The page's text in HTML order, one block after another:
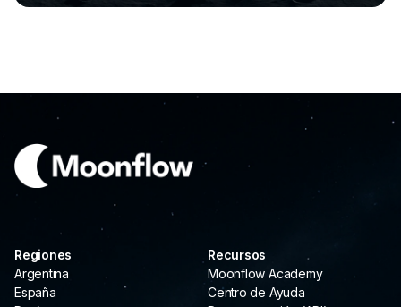
Regiones
Argentina
España
Recursos
Moonflow Academy
Centro de Ayuda